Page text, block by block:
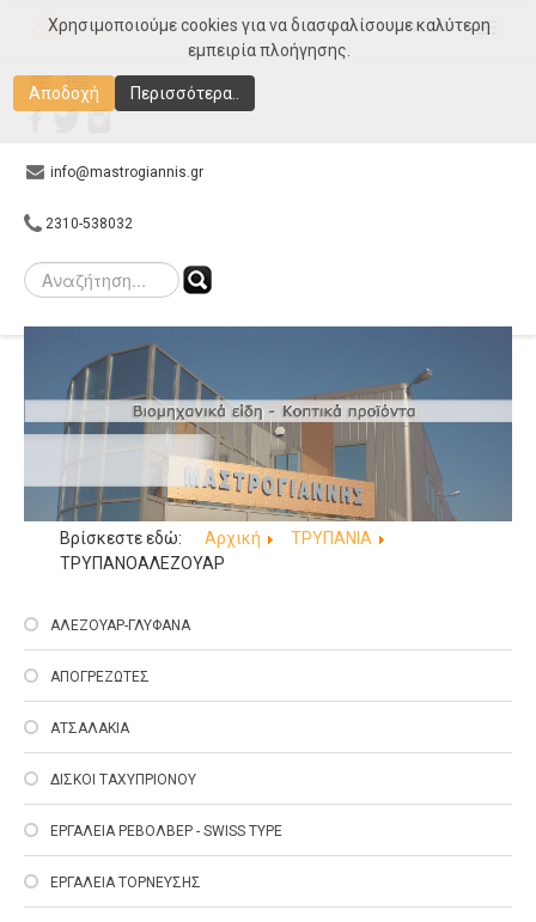
Χρησιμοποιούμε cookies για να διασφαλίσουμε καλύτερη
εμπειρία πλοήγησης.
Αποδοχή Περισσότερα..
MENU
Αρχική
Προϊόντα
Gallery
Επικοινωνία
info@mastrogiannis.gr
2310-538032
Βρίσκεστε εδώ: Αρχική
ΤΡΥΠΑΝΙΑ
ΤΡΥΠΑΝΟΑΛΕΖΟΥΑΡ
ΑΛΕΖΟΥΑΡ-ΓΛΥΦΑΝΑ
ΑΠΟΓΡΕΖΩΤΕΣ
ΑΤΣΑΛΑΚΙΑ
ΔΙΣΚΟΙ ΤΑΧΥΠΡΙΟΝΟΥ
ΕΡΓΑΛΕΙΑ ΡΕΒΟΛΒΕΡ - SWISS TYPE
ΕΡΓΑΛΕΙΑ ΤΟΡΝΕΥΣΗΣ